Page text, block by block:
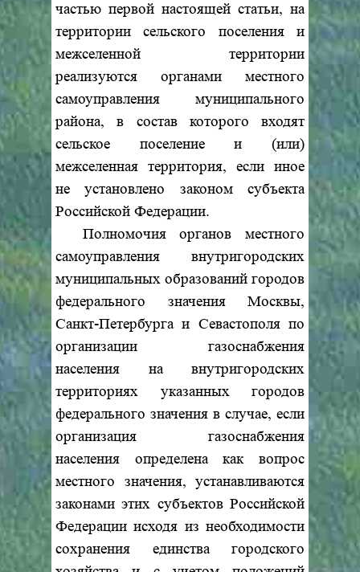
частью первой настоящей статьи, на
территории сельского поселения и
межселенной территории
реализуются органами местного
самоуправления муниципального
района, в состав которого входят
сельское поселение и (или)
межселенная территория, если иное
не установлено законом субъекта
Российской Федерации.
Полномочия органов местного
самоуправления внутригородских
муниципальных образований городов
федерального значения Москвы,
Санкт-Петербурга и Севастополя по
организации газоснабжения
населения на внутригородских
территориях указанных городов
федерального значения в случае, если
организация газоснабжения
населения определена как вопрос
местного значения, устанавливаются
законами этих субъектов Российской
Федерации исходя из необходимости
сохранения единства городского